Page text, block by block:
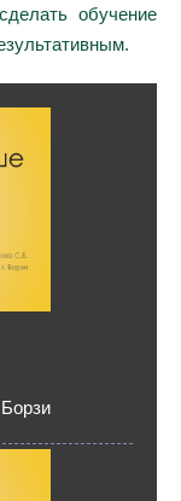
обучение